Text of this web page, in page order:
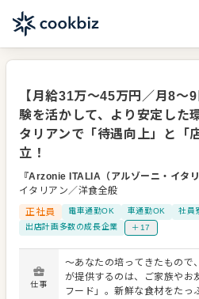
【月給31万〜45万円／月8〜
験を活かして、より安定した
タリアンで「待遇向上」と「
立！
『Arzonie ITALIA（アルゾーニ・イタリ
イタリアン／洋食全般
正社員
電車通勤OK 車通勤OK
社員
出店計画多数の成長企業
＋17
仕事
～あなたの培ってきたもので
が提供するのは、ご家族やお
フード」。新鮮な食材をたっ